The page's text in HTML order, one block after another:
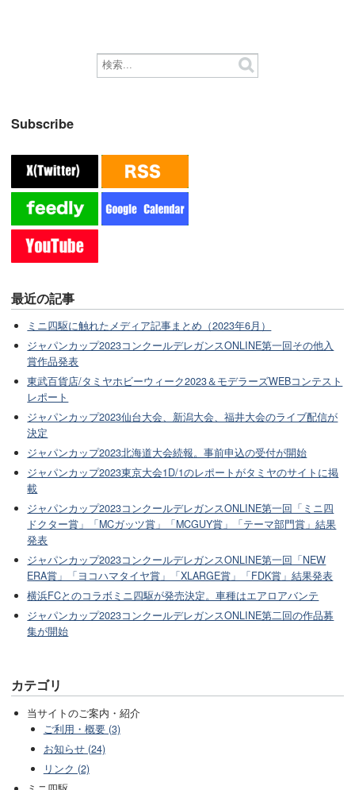
Subscribe
最近の記事
ミニ四駆に触れたメディア記事まとめ（2023年6月）
ジャパンカップ2023コンクールデレガンスONLINE第一回その他入
賞作品発表
東武百貨店/タミヤホビーウィーク2023＆モデラーズWEBコンテスト
レポート
ジャパンカップ2023仙台大会、新潟大会、福井大会のライブ配信が
決定
ジャパンカップ2023北海道大会続報。事前申込の受付が開始
ジャパンカップ2023東京大会1D/1のレポートがタミヤのサイトに掲
載
ジャパンカップ2023コンクールデレガンスONLINE第一回「ミニ四
ドクター賞」「MCガッツ賞」「MCGUY賞」「テーマ部門賞」結果
発表
ジャパンカップ2023コンクールデレガンスONLINE第一回「NEW
ERA賞」「ヨコハマタイヤ賞」「XLARGE賞」「FDK賞」結果発表
横浜FCとのコラボミニ四駆が発売決定。車種はエアロアバンテ
ジャパンカップ2023コンクールデレガンスONLINE第二回の作品募
集が開始
カテゴリ
当サイトのご案内・紹介
ご利用・概要 (3)
お知らせ (24)
リンク (2)